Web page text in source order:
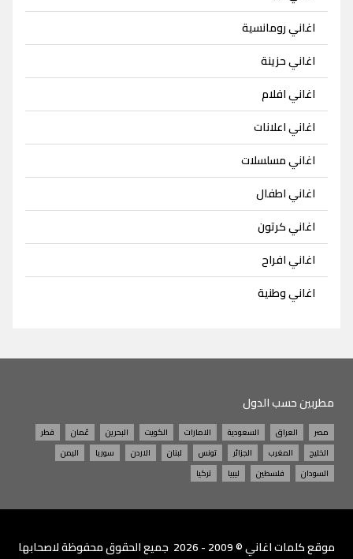
اغاني رومانسية
اغاني حزينة
اغاني افلام
اغاني اعلانات
اغاني مسلسلات
اغاني اطفال
اغاني كرتون
اغاني افراح
اغاني وطنية
مطربين حسب الدول
مصر العراق السعودية الامارات الكويت البحرين عُمان
قطر
الخليج
المغرب الجزائر تونس لبنان الاردن سوريا
اليمن
السودان
فلسطين ليبيا تركيا
موقعكلمات اغاني
© 2009 - 2026 جميع الحقوق محفوظة لاصحابها